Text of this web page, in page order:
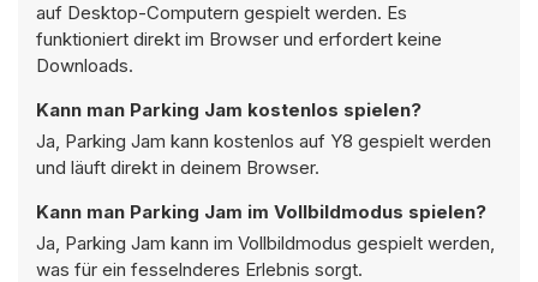
auf Desktop-Computern gespielt werden. Es
funktioniert direkt im Browser und erfordert keine
Downloads.
Kann man Parking Jam kostenlos spielen?
Ja, Parking Jam kann kostenlos auf Y8 gespielt werden
und läuft direkt in deinem Browser.
Kann man Parking Jam im Vollbildmodus spielen?
Ja, Parking Jam kann im Vollbildmodus gespielt werden,
was für ein fesselnderes Erlebnis sorgt.